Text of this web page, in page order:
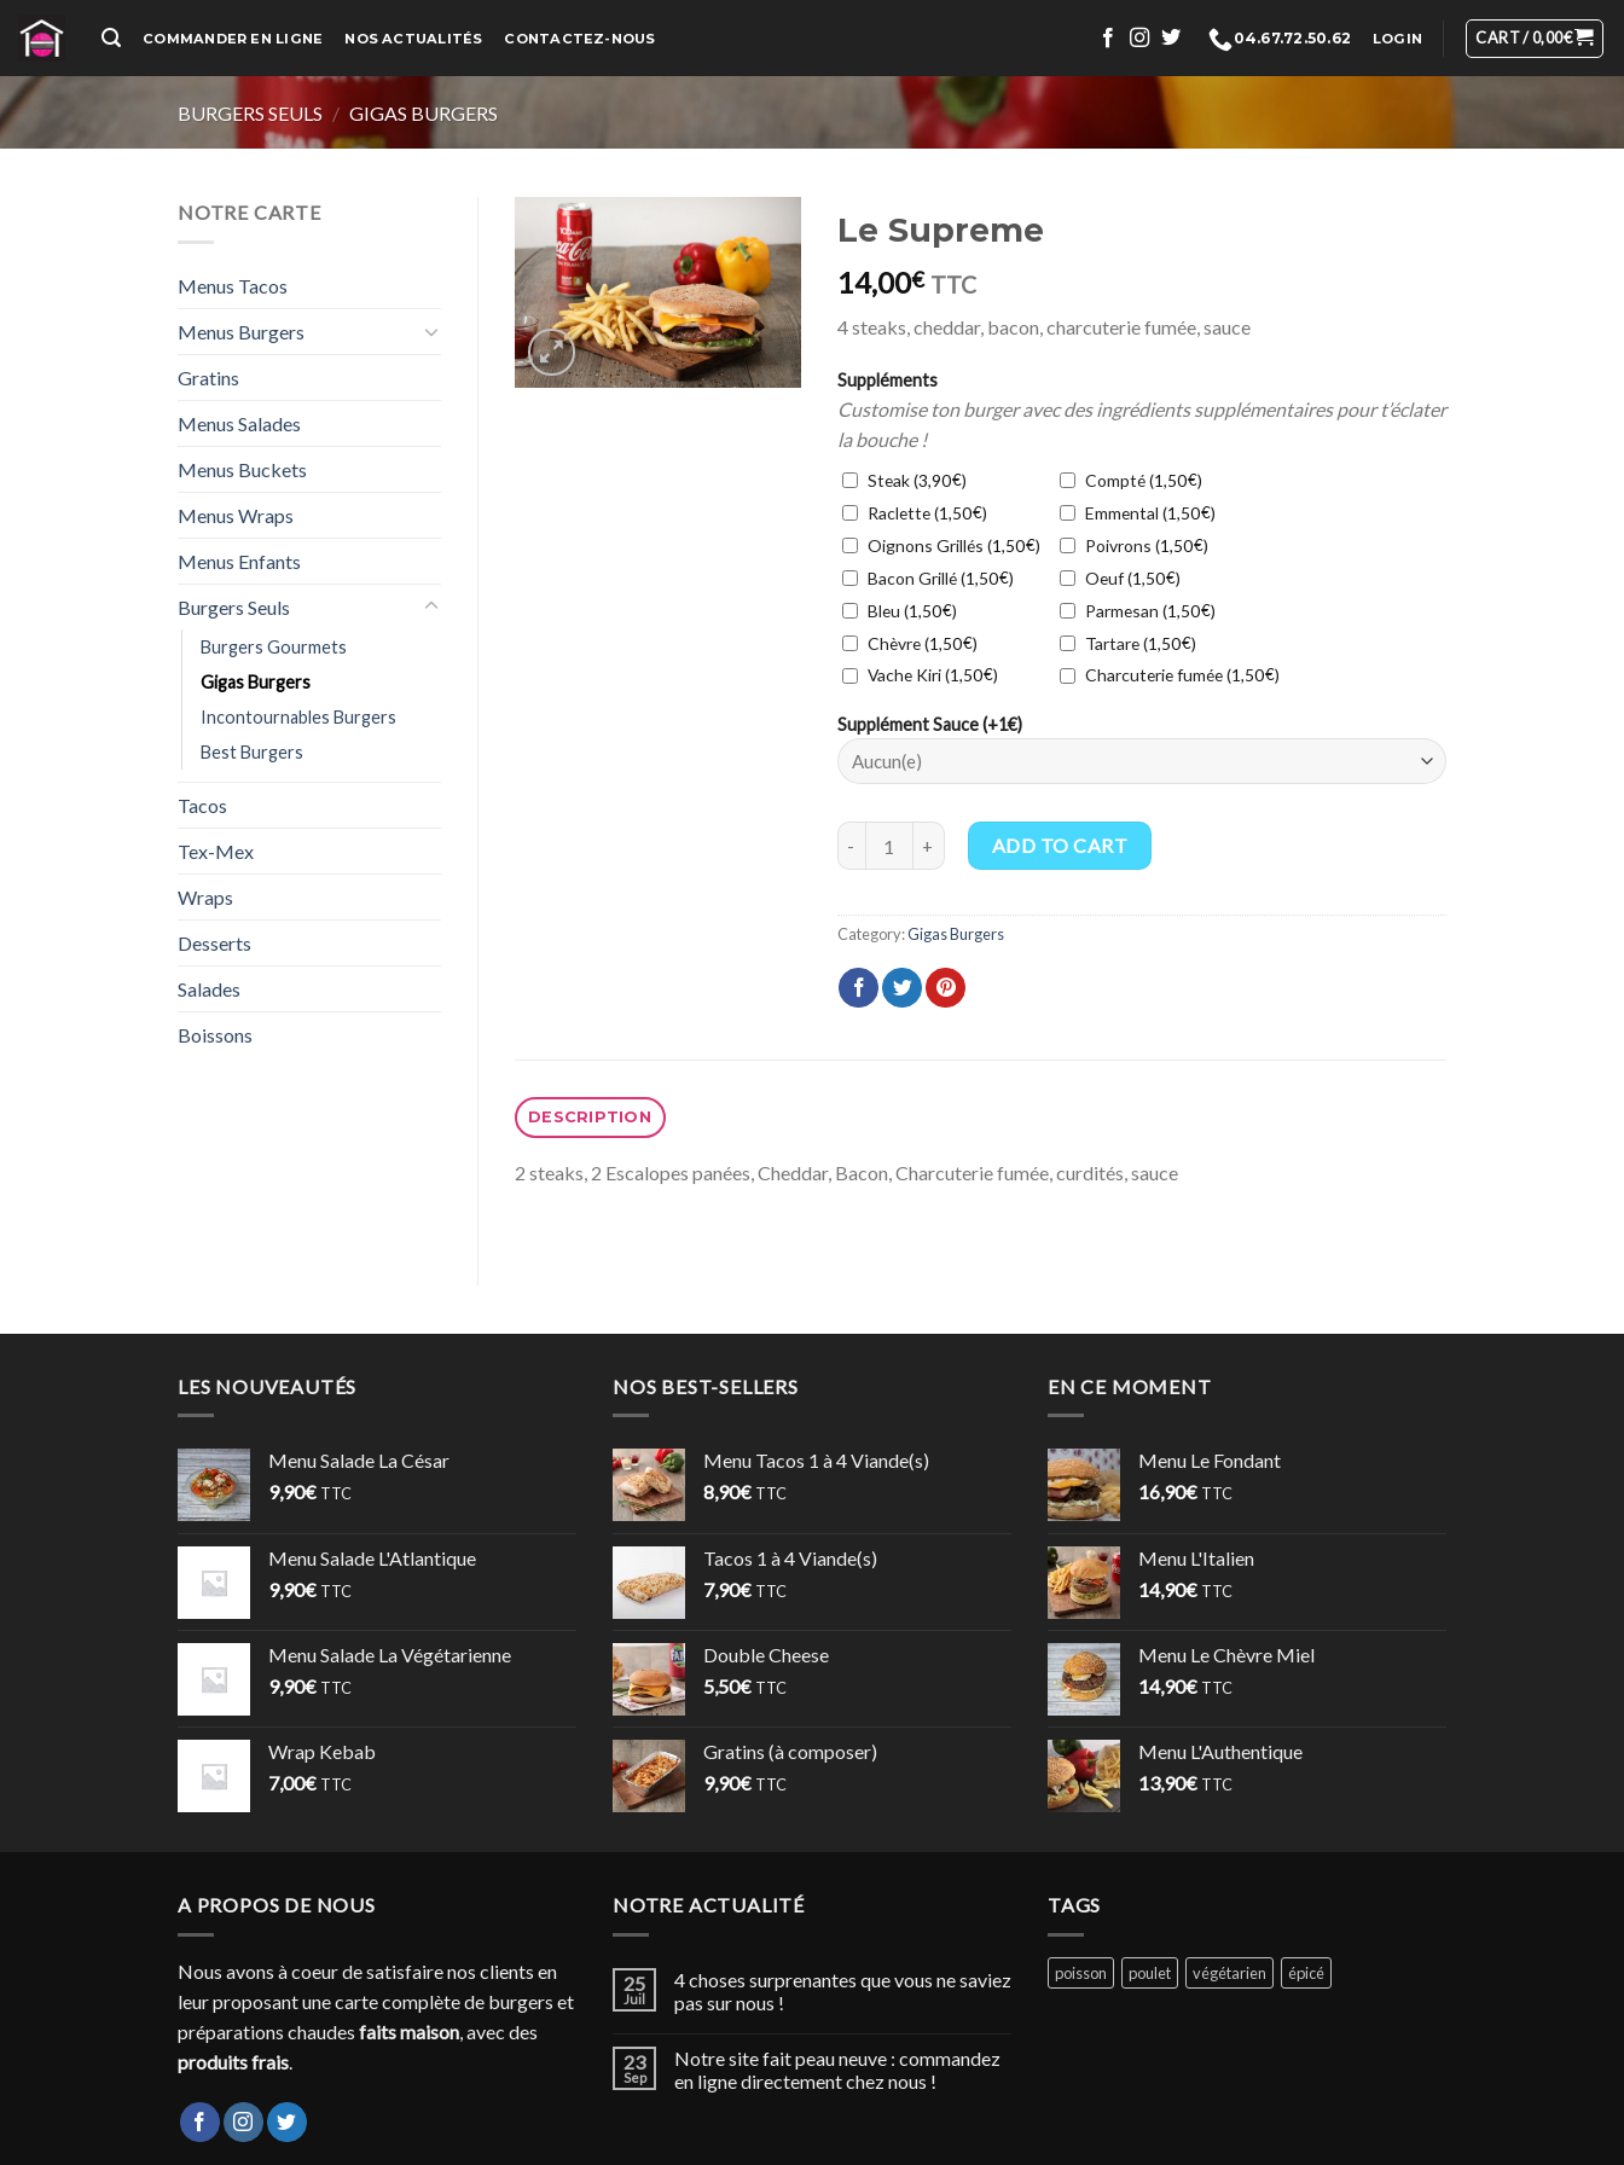
Passer
contenu
COMMANDER EN LIGNE NOS ACTUALITÉS CONTACTEZ-NOUS 04.67.72.50.62 LOGIN CART /0,00€
BURGERS SEULS / GIGAS BURGERS
NOTRE CARTE
Menus Tacos
Menus Burgers
Gratins
Menus Salades
Menus Buckets
Menus Wraps
Menus Enfants
Burgers Seuls
Burgers Gourmets
Gigas Burgers
Incontournables Burgers
Best Burgers
Tacos
Tex-Mex
Wraps
Desserts
Salades
Boissons
Le Supreme
14,00€ TTC
4 steaks, cheddar, bacon, charcuterie fumée, sauce
Suppléments
Customise ton burger avec des ingrédients supplémentaires pour t’éclater
la bouche !
Steak (3,90€) Compté (1,50€)
Raclette (1,50€) Emmental (1,50€)
Oignons Grillés (1,50€) Poivrons (1,50€)
Bacon Grillé (1,50€) Oeuf (1,50€)
Bleu (1,50€) Parmesan (1,50€)
Chèvre (1,50€) Tartare (1,50€)
Vache Kiri (1,50€) Charcuterie fumée (1,50€)
Supplément Sauce (+1€)
Le Supreme quantity ADD TO CART
Category:Gigas Burgers
DESCRIPTION
2 steaks, 2 Escalopes panées, Cheddar, Bacon, Charcuterie fumée, curdités, sauce
LES NOUVEAUTÉS
Menu Salade La César
9,90€ TTC
Menu Salade L'Atlantique
9,90€ TTC
Menu Salade La Végétarienne
9,90€ TTC
Wrap Kebab
7,00€ TTC
NOS BEST-SELLERS
Menu Tacos 1 à 4 Viande(s)
8,90€ TTC
Tacos 1 à 4 Viande(s)
7,90€ TTC
Double Cheese
5,50€ TTC
Gratins (à composer)
9,90€ TTC
EN CE MOMENT
Menu Le Fondant
16,90€ TTC
Menu L'Italien
14,90€ TTC
Menu Le Chèvre Miel
14,90€ TTC
Menu L'Authentique
13,90€ TTC
A PROPOS DE NOUS
Nous avons à coeur de satisfaire nos clients en
leur proposant une carte complète de burgers et
préparations chaudes faits maison, avec des
produits frais.
NOTRE ACTUALITÉ
25
Juil
4 choses surprenantes que vous ne saviez
pas sur nous !
23
Sep
Notre site fait peau neuve : commandez
en ligne directement chez nous !
TAGS
poisson poulet végétarien épicé